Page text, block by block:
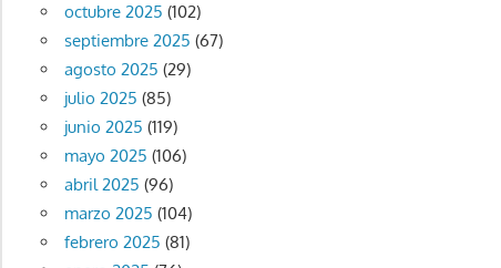
octubre 2025 (102)
septiembre 2025 (67)
agosto 2025 (29)
julio 2025 (85)
junio 2025 (119)
mayo 2025 (106)
abril 2025 (96)
marzo 2025 (104)
febrero 2025 (81)